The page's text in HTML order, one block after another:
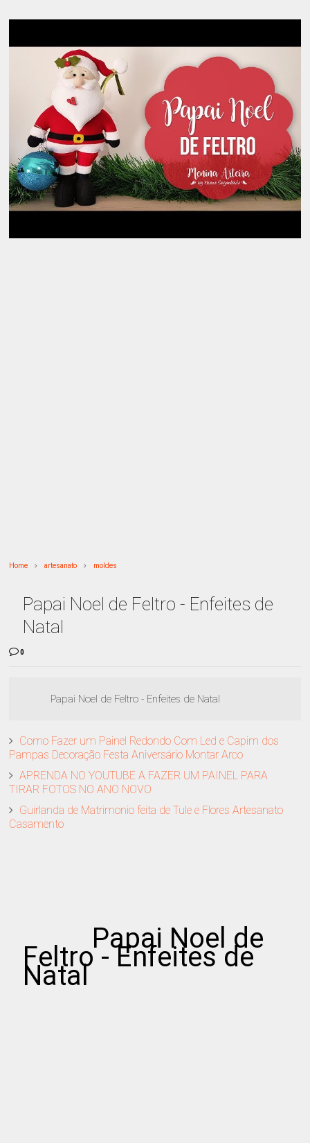
Home artesanato moldes
Papai Noel de Feltro - Enfeites de
Natal
0
Papai Noel de Feltro - Enfeites de Natal
Como Fazer um Painel Redondo Com Led e Capim dos
Pampas Decoração Festa Aniversário Montar Arco
APRENDA NO YOUTUBE A FAZER UM PAINEL PARA
TIRAR FOTOS NO ANO NOVO
Guirlanda de Matrimonio feita de Tule e Flores Artesanato
Casamento
Papai Noel de
Feltro - Enfeites de
Natal